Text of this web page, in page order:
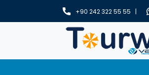
+90 242 322 55 55 |